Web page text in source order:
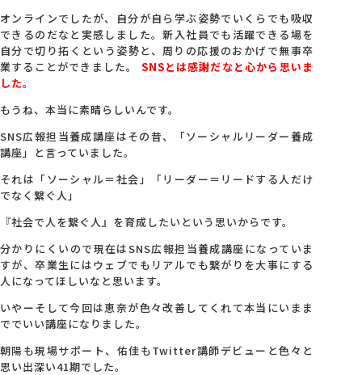
オンラインでしたが、自分が自ら学ぶ姿勢でいくらでも吸収
できるのだなと実感しました。新入社員でも活躍できる場を
自分で切り拓くという姿勢と、周りの応援のおかげで無事卒
業することができました。
SNSとは感謝だなと心から思いま
した。
もうね、本当に素晴らしいんです。
SNS広報担当養成講座はその昔、「ソーシャルリーダー養成
講座」と言っていました。
それは「ソーシャル＝社会」「リーダー＝リードする人だけ
でなく繋ぐ人」
『社会で人を繋ぐ人』を育成したいという思いからです。
分かりにくいので現在はSNS広報担当養成講座になっていま
すが、卒業生にはウェブでもリアルでも繋がりを大事にする
人になってほしいなと思います。
いやーそして今回は恵奈が色々改善してくれて本当にいまま
ででいい講座になりました。
朝陽も現場サポート、佑佳もTwitter講師デビューと色々と
思い出深い41期でした。